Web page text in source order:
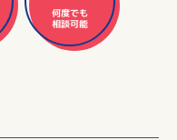
何度でも
相談可能